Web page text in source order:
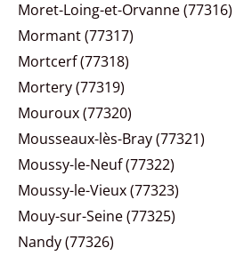
Moret-Loing-et-Orvanne (77316)
Mormant (77317)
Mortcerf (77318)
Mortery (77319)
Mouroux (77320)
Mousseaux-lès-Bray (77321)
Moussy-le-Neuf (77322)
Moussy-le-Vieux (77323)
Mouy-sur-Seine (77325)
Nandy (77326)